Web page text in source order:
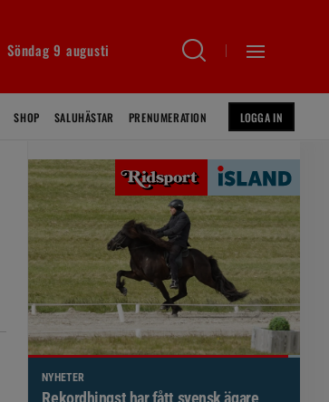
Söndag 9 augusti
SHOP SALUHÄSTAR PRENUMERATION LOGGA IN
NYHETER
Brett politiskt stöd för förändringar i